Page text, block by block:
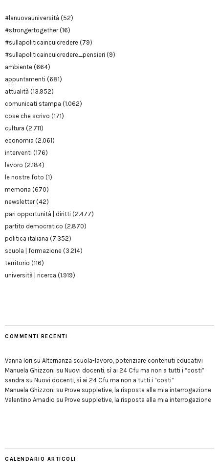
#lanuovauniversità (52)
#strongertogether(16)
#sullapoliticaincuicredere (79)
#sullapoliticaincuicredere_pensieri (9)
ambiente (664)
appuntamenti (681)
attualità (13.952)
comunicati stampa (1.062)
cose che scrivo (171)
cultura (2.711)
economia (2.061)
interventi (176)
lavoro (2.184)
le nostre foto (1)
memoria (670)
newsletter(42)
pari opportunità | diritti (2.477)
partito democratico (2.870)
politica italiana (7.352)
scuola | formazione (3.214)
territorio (116)
università | ricerca (1.919)
COMMENTI RECENTI
Vanna Iori su Alternanza scuola-lavoro, potenziare contenuti educativi
Manuela Ghizzoni su Nuovi docenti, sì ai 24 Cfu ma non a tutti i “costi”
sandra su Nuovi docenti, sì ai 24 Cfu ma non a tutti i “costi”
Manuela Ghizzoni su Prove suppletive, la risposta alla mia interrogazione
Valentino Amadio su Prove suppletive, la risposta alla mia interrogazione
CALENDARIO ARTICOLI